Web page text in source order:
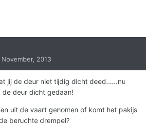
November, 2013
jij de deur niet tijdig dicht deed......nu
deur dicht gedaan!
uit de vaart genomen of komt het pakijs
beruchte drempel?